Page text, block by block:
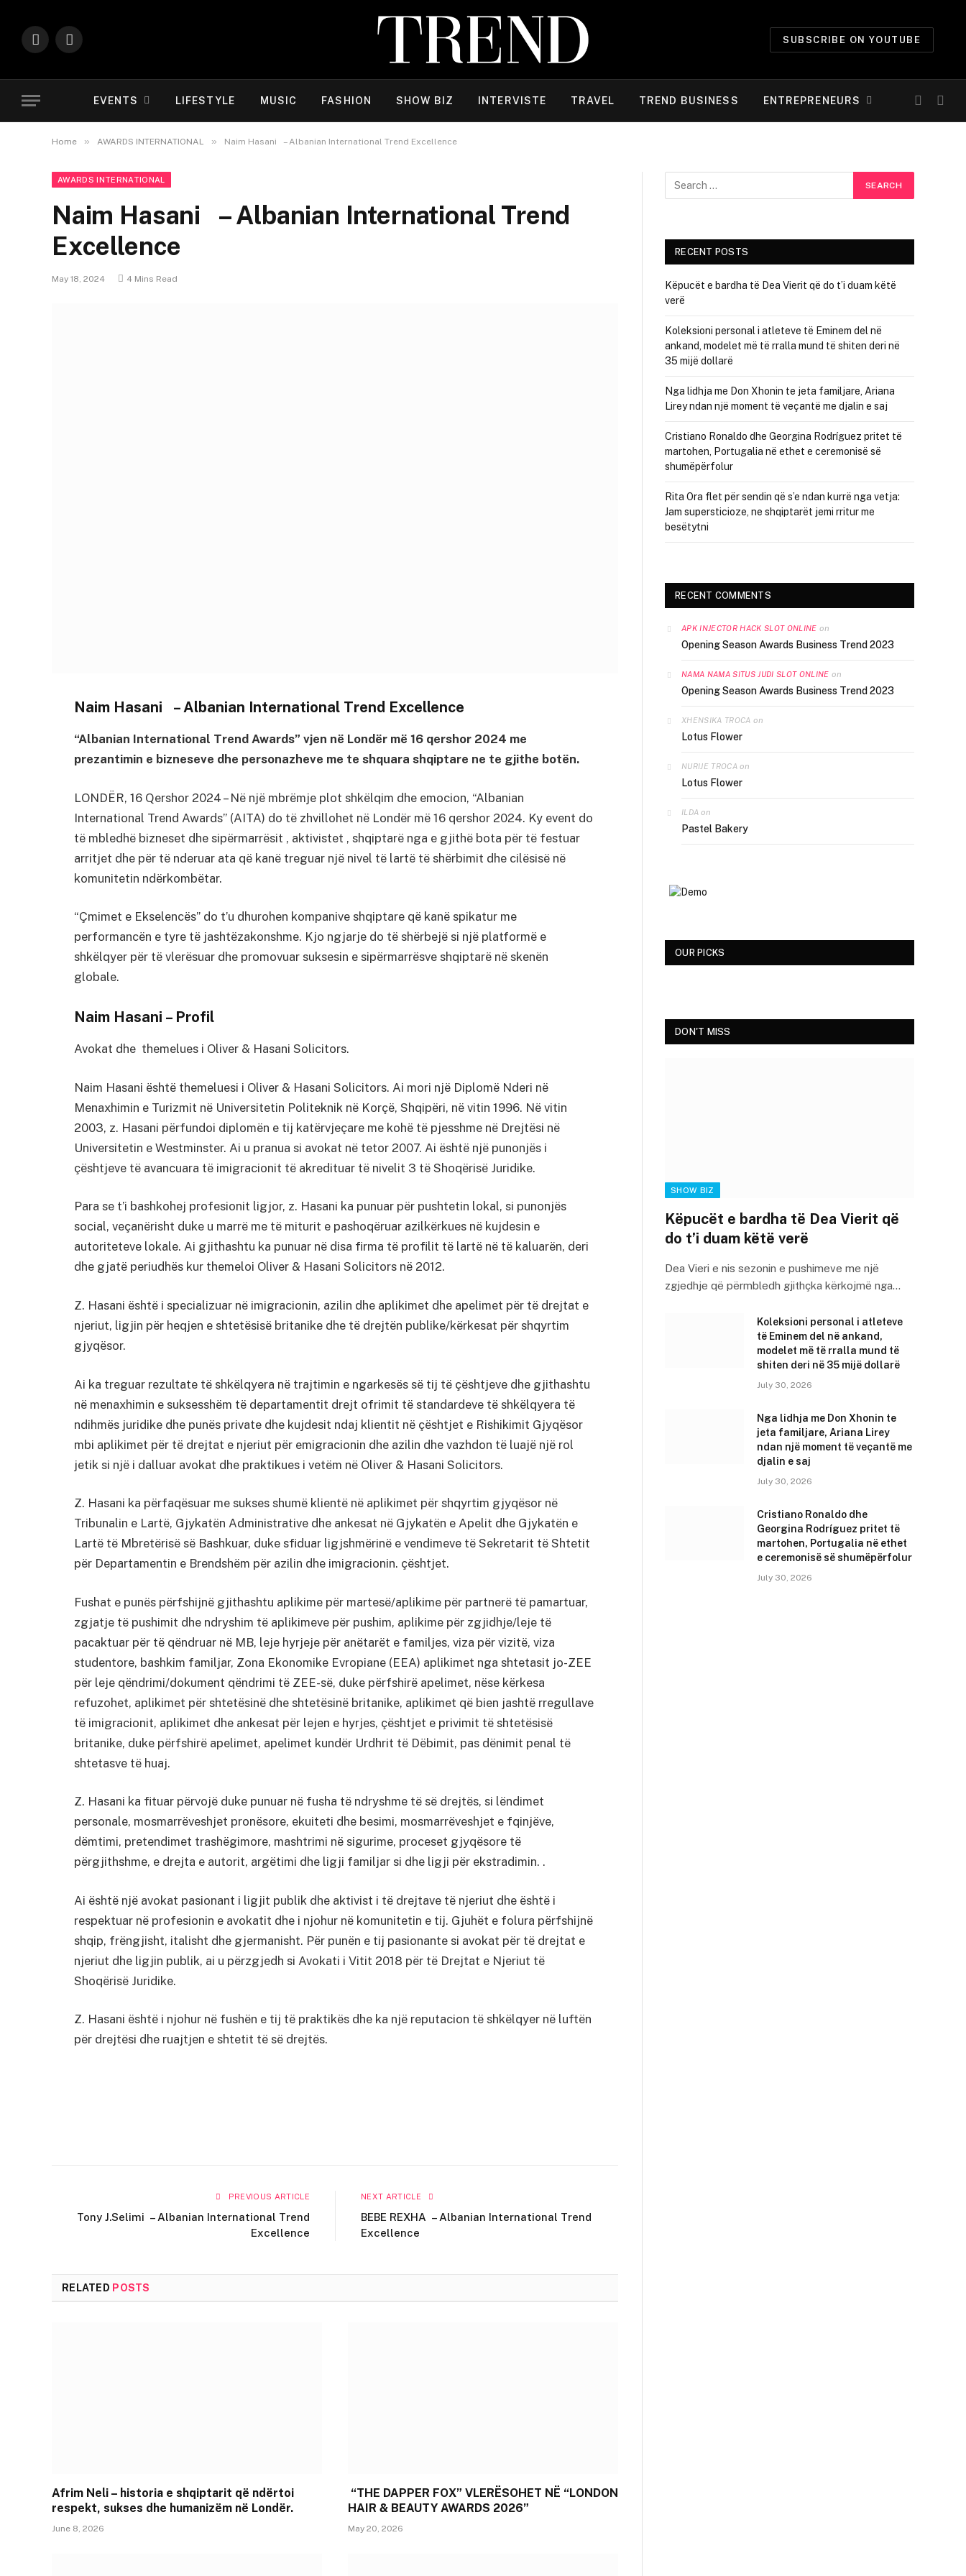
InstagramYouTube
SUBSCRIBE ON YOUTUBE
EVENTS LIFESTYLE MUSIC FASHION SHOW BIZ INTERVISTE TRAVEL TREND BUSINESS ENTREPRENEURS
Home » AWARDS INTERNATIONAL » Naim Hasani – Albanian International Trend Excellence
AWARDS INTERNATIONAL
Naim Hasani – Albanian International Trend
Excellence
May 18, 2024 4 Mins Read
Naim Hasani – Albanian International Trend Excellence
“Albanian International Trend Awards” vjen në Londër më 16 qershor 2024 me
prezantimin e bizneseve dhe personazheve me te shquara shqiptare ne te gjithe botën.
LONDËR, 16 Qershor 2024 – Në një mbrëmje plot shkëlqim dhe emocion, “Albanian
International Trend Awards” (AITA) do të zhvillohet në Londër më 16 qershor 2024. Ky event do
të mbledhë bizneset dhe sipërmarrësit , aktivistet , shqiptarë nga e gjithë bota për të festuar
arritjet dhe për të nderuar ata që kanë treguar një nivel të lartë të shërbimit dhe cilësisë në
komunitetin ndërkombëtar.
“Çmimet e Ekselencës” do t’u dhurohen kompanive shqiptare që kanë spikatur me
performancën e tyre të jashtëzakonshme. Kjo ngjarje do të shërbejë si një platformë e
shkëlqyer për të vlerësuar dhe promovuar suksesin e sipërmarrësve shqiptarë në skenën
globale.
Naim Hasani – Profil
Avokat dhe themelues i Oliver & Hasani Solicitors.
Naim Hasani është themeluesi i Oliver & Hasani Solicitors. Ai mori një Diplomë Nderi në
Menaxhimin e Turizmit në Universitetin Politeknik në Korçë, Shqipëri, në vitin 1996. Në vitin
2003, z. Hasani përfundoi diplomën e tij katërvjeçare me kohë të pjesshme në Drejtësi në
Universitetin e Westminster. Ai u pranua si avokat në tetor 2007. Ai është një punonjës i
çështjeve të avancuara të imigracionit të akredituar të nivelit 3 të Shoqërisë Juridike.
Para se t’i bashkohej profesionit ligjor, z. Hasani ka punuar për pushtetin lokal, si punonjës
social, veçanërisht duke u marrë me të miturit e pashoqëruar azilkërkues në kujdesin e
autoriteteve lokale. Ai gjithashtu ka punuar në disa firma të profilit të lartë në të kaluarën, deri
dhe gjatë periudhës kur themeloi Oliver & Hasani Solicitors në 2012.
Z. Hasani është i specializuar në imigracionin, azilin dhe aplikimet dhe apelimet për të drejtat e
njeriut, ligjin për heqjen e shtetësisë britanike dhe të drejtën publike/kërkesat për shqyrtim
gjyqësor.
Ai ka treguar rezultate të shkëlqyera në trajtimin e ngarkesës së tij të çështjeve dhe gjithashtu
në menaxhimin e suksesshëm të departamentit drejt ofrimit të standardeve të shkëlqyera të
ndihmës juridike dhe punës private dhe kujdesit ndaj klientit në çështjet e Rishikimit Gjyqësor
mbi aplikimet për të drejtat e njeriut për emigracionin dhe azilin dhe vazhdon të luajë një rol
jetik si një i dalluar avokat dhe praktikues i vetëm në Oliver & Hasani Solicitors.
Z. Hasani ka përfaqësuar me sukses shumë klientë në aplikimet për shqyrtim gjyqësor në
Tribunalin e Lartë, Gjykatën Administrative dhe ankesat në Gjykatën e Apelit dhe Gjykatën e
Lartë të Mbretërisë së Bashkuar, duke sfiduar ligjshmërinë e vendimeve të Sekretarit të Shtetit
për Departamentin e Brendshëm për azilin dhe imigracionin. çështjet.
Fushat e punës përfshijnë gjithashtu aplikime për martesë/aplikime për partnerë të pamartuar,
zgjatje të pushimit dhe ndryshim të aplikimeve për pushim, aplikime për zgjidhje/leje të
pacaktuar për të qëndruar në MB, leje hyrjeje për anëtarët e familjes, viza për vizitë, viza
studentore, bashkim familjar, Zona Ekonomike Evropiane (EEA) aplikimet nga shtetasit jo-ZEE
për leje qëndrimi/dokument qëndrimi të ZEE-së, duke përfshirë apelimet, nëse kërkesa
refuzohet, aplikimet për shtetësinë dhe shtetësinë britanike, aplikimet që bien jashtë rregullave
të imigracionit, aplikimet dhe ankesat për lejen e hyrjes, çështjet e privimit të shtetësisë
britanike, duke përfshirë apelimet, apelimet kundër Urdhrit të Dëbimit, pas dënimit penal të
shtetasve të huaj.
Z. Hasani ka fituar përvojë duke punuar në fusha të ndryshme të së drejtës, si lëndimet
personale, mosmarrëveshjet pronësore, ekuiteti dhe besimi, mosmarrëveshjet e fqinjëve,
dëmtimi, pretendimet trashëgimore, mashtrimi në sigurime, proceset gjyqësore të
përgjithshme, e drejta e autorit, argëtimi dhe ligji familjar si dhe ligji për ekstradimin. .
Ai është një avokat pasionant i ligjit publik dhe aktivist i të drejtave të njeriut dhe është i
respektuar në profesionin e avokatit dhe i njohur në komunitetin e tij. Gjuhët e folura përfshijnë
shqip, frëngjisht, italisht dhe gjermanisht. Për punën e tij pasionante si avokat për të drejtat e
njeriut dhe ligjin publik, ai u përzgjedh si Avokati i Vitit 2018 për të Drejtat e Njeriut të
Shoqërisë Juridike.
Z. Hasani është i njohur në fushën e tij të praktikës dhe ka një reputacion të shkëlqyer në luftën
për drejtësi dhe ruajtjen e shtetit të së drejtës.
PREVIOUS ARTICLE
Tony J.Selimi – Albanian International Trend
Excellence
NEXT ARTICLE
BEBE REXHA – Albanian International Trend
Excellence
RELATED POSTS
Afrim Neli – historia e shqiptarit që ndërtoi
respekt, sukses dhe humanizëm në Londër.
June 8, 2026
“THE DAPPER FOX” VLERËSOHET NË “LONDON
HAIR & BEAUTY AWARDS 2026”
May 20, 2026
RECENT POSTS
Këpucët e bardha të Dea Vierit që do t’i duam këtë
verë
Koleksioni personal i atleteve të Eminem del në
ankand, modelet më të rralla mund të shiten deri në
35 mijë dollarë
Nga lidhja me Don Xhonin te jeta familjare, Ariana
Lirey ndan një moment të veçantë me djalin e saj
Cristiano Ronaldo dhe Georgina Rodríguez pritet të
martohen, Portugalia në ethet e ceremonisë së
shumëpërfolur
Rita Ora flet për sendin që s’e ndan kurrë nga vetja:
Jam supersticioze, ne shqiptarët jemi rritur me
besëtytni
RECENT COMMENTS
APK INJECTOR HACK SLOT ONLINE on
Opening Season Awards Business Trend 2023
NAMA NAMA SITUS JUDI SLOT ONLINE on
Opening Season Awards Business Trend 2023
XHENSIKA TROCA on
Lotus Flower
NURIJE TROCAon
Lotus Flower
ILDA on
Pastel Bakery
OUR PICKS
DON'T MISS
SHOW BIZ
Këpucët e bardha të Dea Vierit që
do t’i duam këtë verë
Dea Vieri e nis sezonin e pushimeve me një
zgjedhje që përmbledh gjithçka kërkojmë nga…
Koleksioni personal i atleteve
të Eminem del në ankand,
modelet më të rralla mund të
shiten deri në 35 mijë dollarë
July 30, 2026
Nga lidhja me Don Xhonin te
jeta familjare, Ariana Lirey
ndan një moment të veçantë me
djalin e saj
July 30, 2026
Cristiano Ronaldo dhe
Georgina Rodríguez pritet të
martohen, Portugalia në ethet
e ceremonisë së shumëpërfolur
July 30, 2026